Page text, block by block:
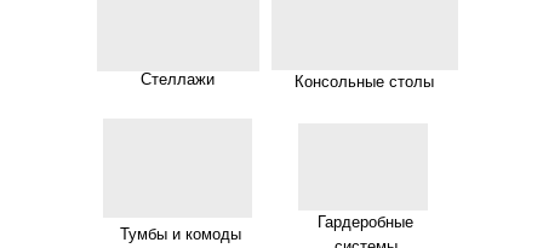
Стеллажи
Тумбы и комоды
Консольные столы
Гардеробные